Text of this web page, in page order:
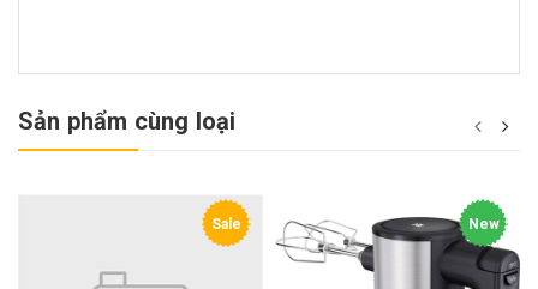
Sản phẩm cùng loại
Sale New